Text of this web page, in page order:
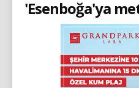
'Esenboğa'ya